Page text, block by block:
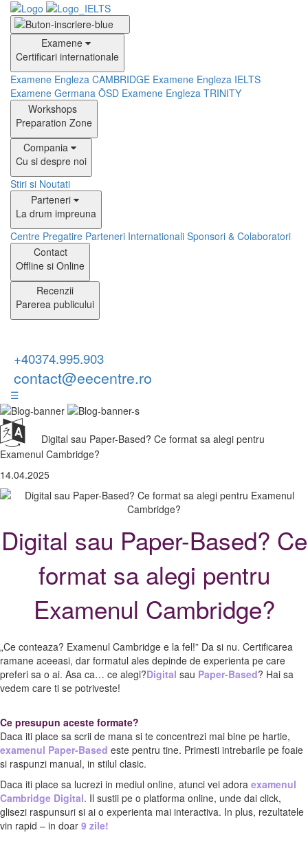
Examene
Certificari internationale
Examene Engleza CAMBRIDGE Examene Engleza IELTS
Examene Germana ÖSD Examene Engleza TRINITY
Workshops
Preparation Zone
Compania
Cu si despre noi
Stiri si Noutati
Parteneri
La drum impreuna
Centre Pregatire Parteneri Internationali Sponsori & Colaboratori
Contact
Offline si Online
Recenzii
Parerea publicului
+40374.995.903
contact@eecentre.ro
☰
Digital sau Paper-Based? Ce format sa alegi pentru
Examenul Cambridge?
14.04.2025
Digital sau Paper-Based? Ce
format sa alegi pentru
Examenul Cambridge?
„Ce conteaza? Examenul Cambridge e la fel!” Da si nu. Certificarea
ramane aceeasi, dar formatul ales depinde de experienta pe care
preferi sa o ai. Asa ca… ce alegi?Digital sau Paper-Based? Hai sa
vedem care ti se potriveste!
Ce presupun aceste formate?
Daca iti place sa scrii de mana si te concentrezi mai bine pe hartie,
examenul Paper-Based este pentru tine. Primesti intrebarile pe foaie
si raspunzi manual, in stilul clasic.
Daca iti place sa lucrezi in mediul online, atunci vei adora examenul
Cambridge Digital. Il sustii pe o platforma online, unde dai click,
glisezi raspunsuri si ai o experienta mai interactiva. In plus, rezultatele
vin rapid – in doar 9 zile!